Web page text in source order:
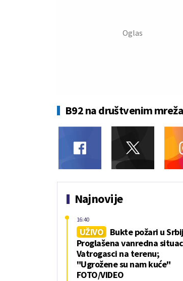
B92 na društvenim
Najnovije
UŽIVO
Bukte požari u
Proglašena vanredna
Vatrogasci na terenu;
"Ugrožene su nam kuće"
FOTO/VIDEO
16:40